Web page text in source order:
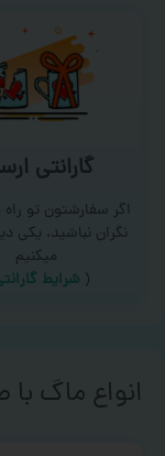
گارانتی
اگر سفارشتون تو
نگران نباشید، یکی
میکنیم
( شرایط
انواع ماگ با